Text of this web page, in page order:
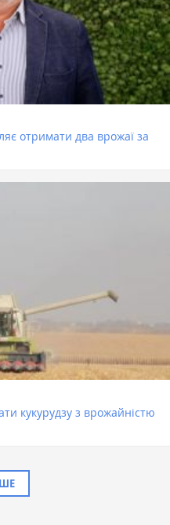
отримати два врожаї за
кукурудзу з врожайністю